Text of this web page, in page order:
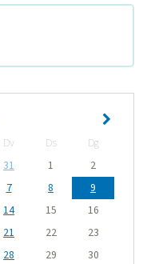
Dv Ds
Dg
31 1
2
7 8
9
14 15
16
21 22
23
28 29
30